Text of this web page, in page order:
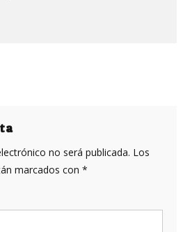
no será publicada. Los
marcados con *